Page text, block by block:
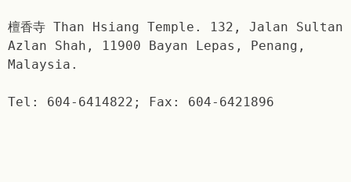
檀香寺 Than Hsiang Temple. 132, Jalan Sultan
Azlan Shah, 11900 Bayan Lepas, Penang,
Malaysia.
Tel: 604-6414822; Fax: 604-6421896